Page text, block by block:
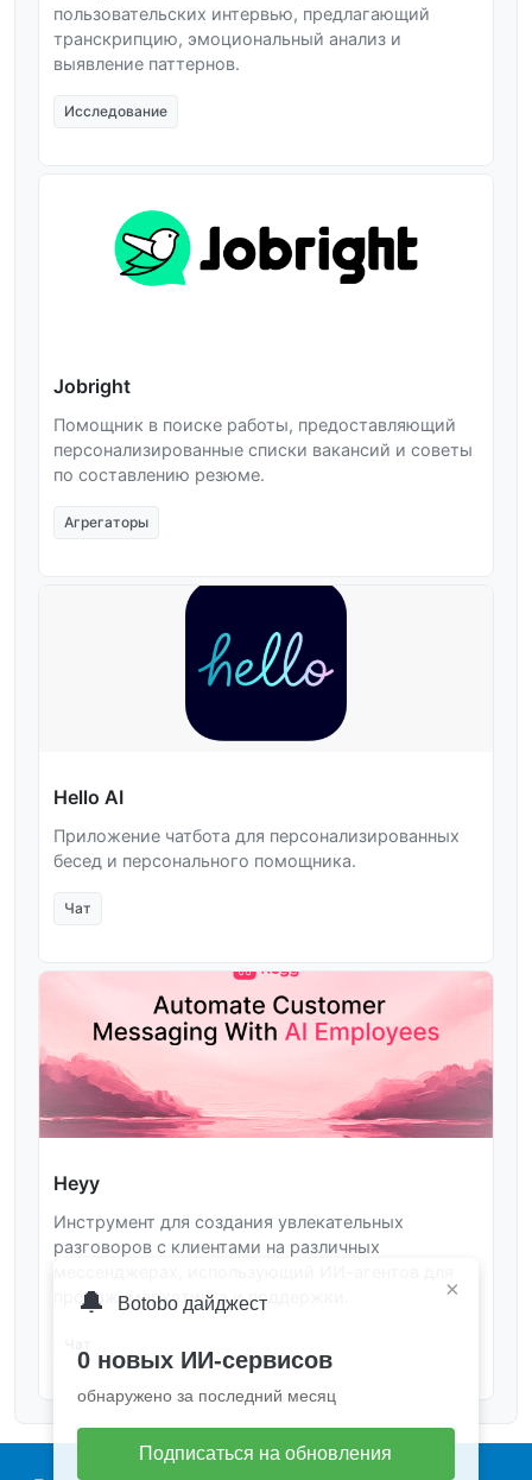
пользовательских интервью, предлагающий
транскрипцию, эмоциональный анализ и
выявление паттернов.
Исследование
Jobright
Помощник в поиске работы, предоставляющий
персонализированные списки вакансий и советы
по составлению резюме.
Агрегаторы
Hello AI
Приложение чатбота для персонализированных
бесед и персонального помощника.
Чат
Heyy
Инструмент для создания увлекательных
разговоров с клиентами на различных
продаж, маркетинга и поддержки.
×
🔔 Botobo дайджест
0 новых ИИ-сервисов
обнаружено за последний месяц
Подписаться на обновления